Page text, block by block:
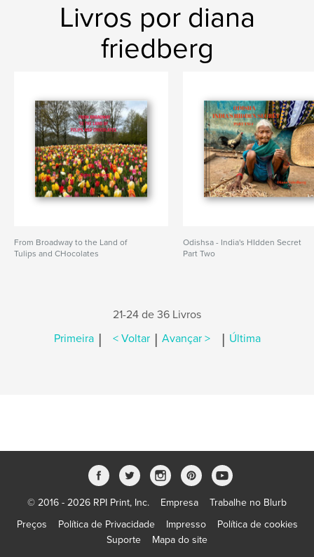
Livros por diana
friedberg
From Broadway to the Land of
Tulips and CHocolates
Odishsa - India's HIdden Secret
Part Two
21-24 de 36 Livros
Primeira | < Voltar | Avançar > | Última
© 2016 - 2026 RPI Print, Inc. Empresa
Trabalhe no Blurb
Preços
Política de Privacidade Impresso
Política de cookies
Suporte
Mapa do site